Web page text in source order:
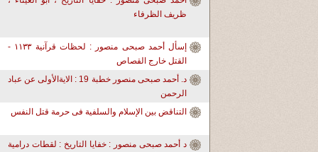
ظريف الظرفاء
إسأل أحمد صبحى منصور : لحظات قرآنية ١١٣٣ -
القتل خارج القصاص
د. أحمد صبحى منصور خطبة 19 : الايةالأولى عن عباد
الرحمن
التناقض بين الإسلام والسلفية فى حرمة قتل النفس
د أحمد صبحى منصور : خفايا التاريخ : لقطات درامية